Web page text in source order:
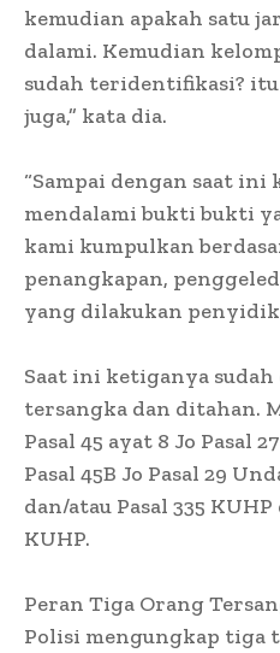
kemudian apakah satu
dalami. Kemudian
sudah teridentifikasi?
juga,” kata dia.
“Sampai dengan saat ini
mendalami bukti bukti
kami kumpulkan
penangkapan,
yang dilakukan penyidik
Saat ini ketiganya
tersangka dan ditahan.
Pasal 45 ayat 8 Jo Pasal
Pasal 45B Jo Pasal 29
dan/atau Pasal 335
KUHP.
Peran Tiga Orang
Polisi mengungkap tiga